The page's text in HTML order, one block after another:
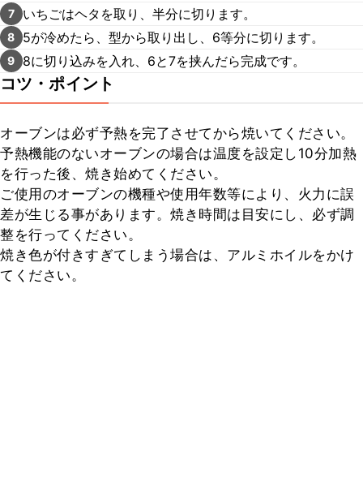
7 いちごはヘタを取り、半分に切ります。
8 5が冷めたら、型から取り出し、6等分に切ります。
9 8に切り込みを入れ、6と7を挟んだら完成です。
コツ・ポイント
オーブンは必ず予熱を完了させてから焼いてください。
予熱機能のないオーブンの場合は温度を設定し10分加熱
を行った後、焼き始めてください。
ご使用のオーブンの機種や使用年数等により、火力に誤
差が生じる事があります。焼き時間は目安にし、必ず調
整を行ってください。
焼き色が付きすぎてしまう場合は、アルミホイルをかけ
てください。